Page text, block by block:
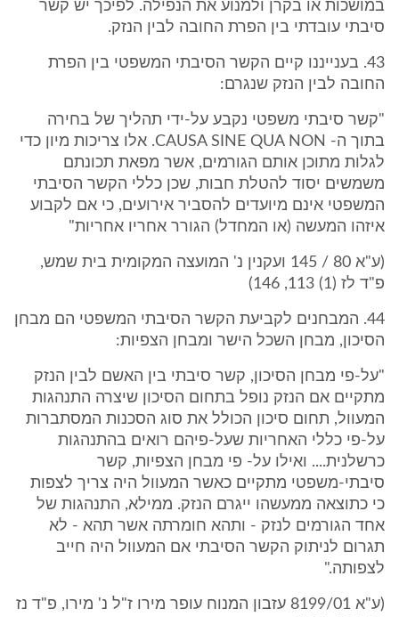
במושכות או בקרן ולמנוע את הנפילה. לפיכך יש קשר
סיבתי עובדתי בין הפרת החובה לבין הנזק.
43. בענייננו קיים הקשר הסיבתי המשפטי בין הפרת
החובה לבין הנזק שנגרם:
"קשר סיבתי משפטי נקבע על-ידי תהליך של בחירה
בתוך ה- CAUSA SINE QUA NON. אלו צריכות מיון כדי
לגלות מתוכן אותם הגורמים, אשר מפאת תכונתם
משמשים יסוד להטלת חבות, שכן כללי הקשר הסיבתי
המשפטי אינם מיועדים להסביר אירועים, כי אם לקבוע
איזהו המעשה (או המחדל) הגורר אחריו אחריות"
(ע"א 80 / 145 ועקנין נ' המועצה המקומית בית שמש,
פ"ד לז (1) 113, 146)
44. המבחנים לקביעת הקשר הסיבתי המשפטי הם מבחן
הסיכון, מבחן השכל הישר ומבחן הצפיות:
"על-פי מבחן הסיכון, קשר סיבתי בין האשם לבין הנזק
מתקיים אם הנזק נופל בתחום הסיכון שיצרה התנהגות
המעוול, תחום סיכון הכולל את סוג הסכנות המסתברות
על-פי כללי האחריות שעל-פיהם רואים בהתנהגות
כרשלנית.... ואילו על- פי מבחן הצפיות, קשר
סיבתי-משפטי מתקיים כאשר המעוול היה צריך לצפות
כי כתוצאה ממעשהו ייגרם הנזק. ממילא, התנהגות של
אחד הגורמים לנזק - ותהא חומרתה אשר תהא - לא
תגרום לניתוק הקשר הסיבתי אם המעוול היה חייב
לצפותה."
(ע"א 8199/01 עזבון המנוח עופר מירו ז"ל נ' מירו, פ"ד נז